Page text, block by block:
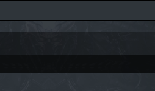
tartalomra